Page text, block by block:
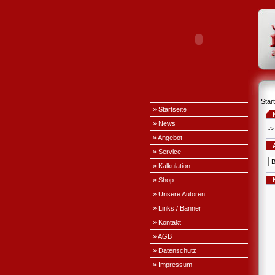
» Startseite
» News
» Angebot
» Service
» Kalkulation
» Shop
» Unsere Autoren
» Links / Banner
» Kontakt
» AGB
» Datenschutz
» Impressum
->